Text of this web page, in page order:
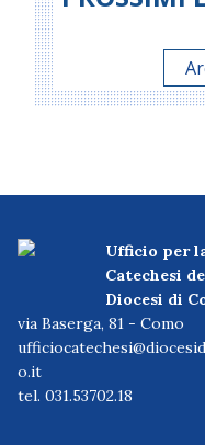
Ufficio per
Catechesi
Diocesi di
via Baserga, 81 - Como
o.it
tel. 031.53702.18